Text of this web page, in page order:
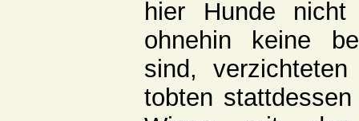
hier Hunde
ohnehin keine
sind,
tobten